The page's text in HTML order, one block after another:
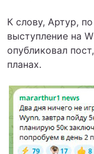
К слову, Артур,
выступление на
опубликовал
планах.